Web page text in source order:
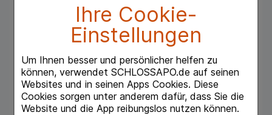
Ihre Cookie-
Einstellungen
Um Ihnen besser und persönlicher helfen zu
können, verwendet SCHLOSSAPO.de auf seinen
Websites und in seinen Apps Cookies. Diese
Cookies sorgen unter anderem dafür, dass Sie die
Website und die App reibungslos nutzen können.
jedem Fall ist die detaillierte
Gebrauchsanweisung zu beachten.
Das Produkt sollte nicht bei Kindern unter 4
Jahren verwendet werden
Eine Packung enthält 12 Applikatoren für 12
Behandlungen